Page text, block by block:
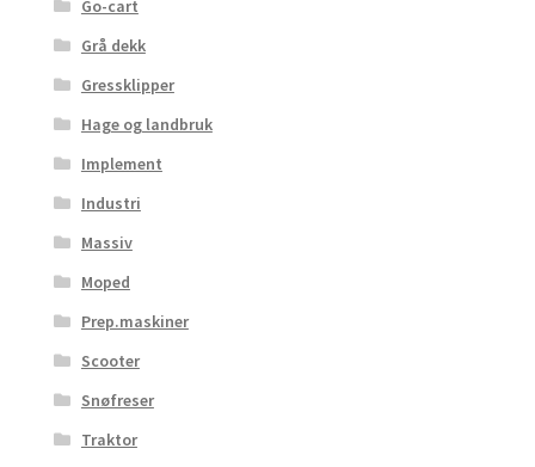
Go-cart
Grå dekk
Gressklipper
Hage og landbruk
Implement
Industri
Massiv
Moped
Prep.maskiner
Scooter
Snøfreser
Traktor